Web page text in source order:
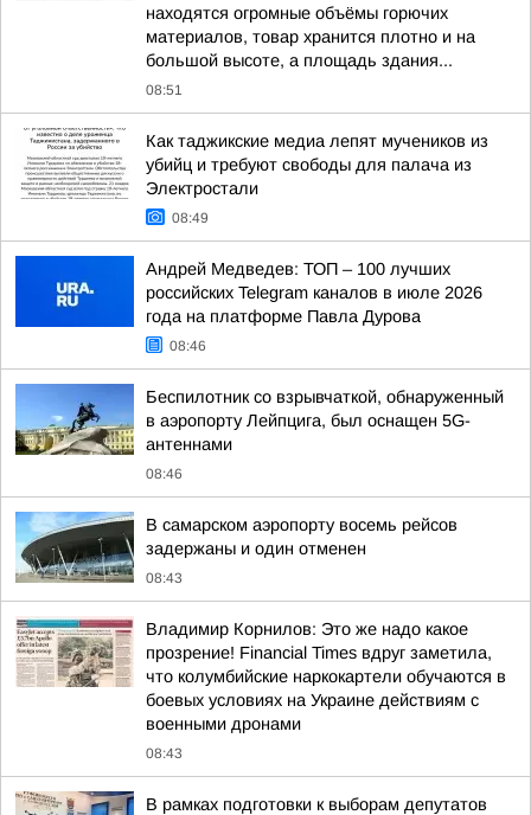
находятся огромные объёмы горючих
материалов, товар хранится плотно и на
большой высоте, а площадь здания...
08:51
Как таджикские медиа лепят мучеников из
убийц и требуют свободы для палача из
Электростали
08:49
Андрей Медведев: ТОП – 100 лучших
российских Telegram каналов в июле 2026
года на платформе Павла Дурова
08:46
Беспилотник со взрывчаткой, обнаруженный
в аэропорту Лейпцига, был оснащен 5G-
антеннами
08:46
В самарском аэропорту восемь рейсов
задержаны и один отменен
08:43
Владимир Корнилов: Это же надо какое
прозрение! Financial Times вдруг заметила,
что колумбийские наркокартели обучаются в
боевых условиях на Украине действиям с
военными дронами
08:43
В рамках подготовки к выборам депутатов